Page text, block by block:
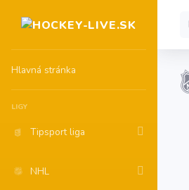
Hlavná stránka
LIGY
Tipsport liga
NHL